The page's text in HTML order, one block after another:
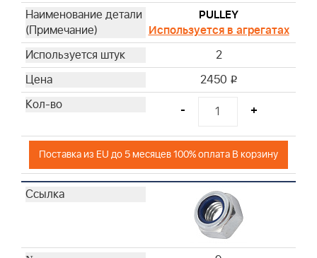
PULLEY
Используется в агрегатах
2
2450 i
- +
Поставка из EU до 5 месяцев 100% оплата В корзину